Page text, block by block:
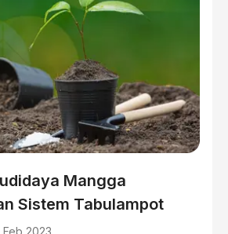
Mangga
Sistem Tabulampot
Feb 2023